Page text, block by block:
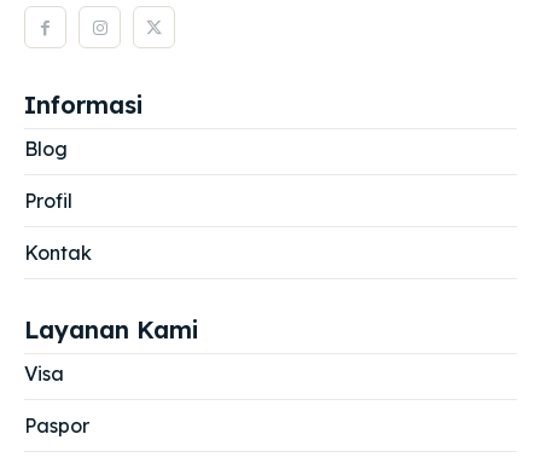
Informasi
Blog
Profil
Kontak
Layanan Kami
Visa
Paspor